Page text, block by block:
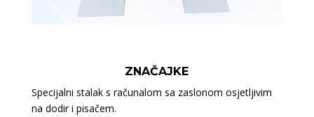
ZNAČAJKE
Specijalni stalak s računalom sa zaslonom osjetljivim
na dodir i pisačem.